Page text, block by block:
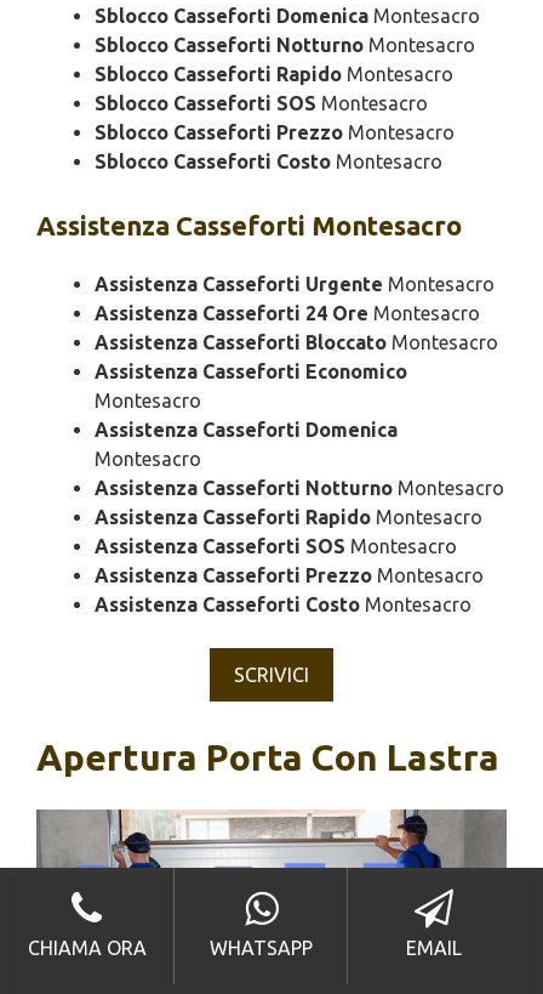
Sblocco Casseforti Domenica Montesacro
Sblocco Casseforti Notturno Montesacro
Sblocco Casseforti Rapido Montesacro
Sblocco Casseforti SOS Montesacro
Sblocco Casseforti Prezzo Montesacro
Sblocco Casseforti Costo Montesacro
Assistenza Casseforti Montesacro
Assistenza Casseforti Urgente Montesacro
Assistenza Casseforti 24 Ore Montesacro
Assistenza Casseforti Bloccato Montesacro
Assistenza Casseforti Economico
Montesacro
Assistenza Casseforti Domenica
Montesacro
Assistenza Casseforti Notturno Montesacro
Assistenza Casseforti Rapido Montesacro
Assistenza Casseforti SOS Montesacro
Assistenza Casseforti Prezzo Montesacro
Assistenza Casseforti Costo Montesacro
SCRIVICI
Apertura Porta Con Lastra
CHIAMA ORA WHATSAPP EMAIL